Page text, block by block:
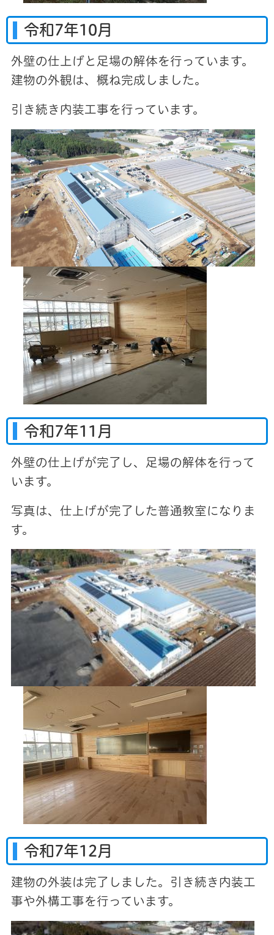
令和7年10月
外壁の仕上げと足場の解体を行っています。
建物の外観は、概ね完成しました。
引き続き内装工事を行っています。
令和7年11月
外壁の仕上げが完了し、足場の解体を行って
います。
写真は、仕上げが完了した普通教室になりま
す。
令和7年12月
建物の外装は完了しました。引き続き内装工
事や外構工事を行っています。